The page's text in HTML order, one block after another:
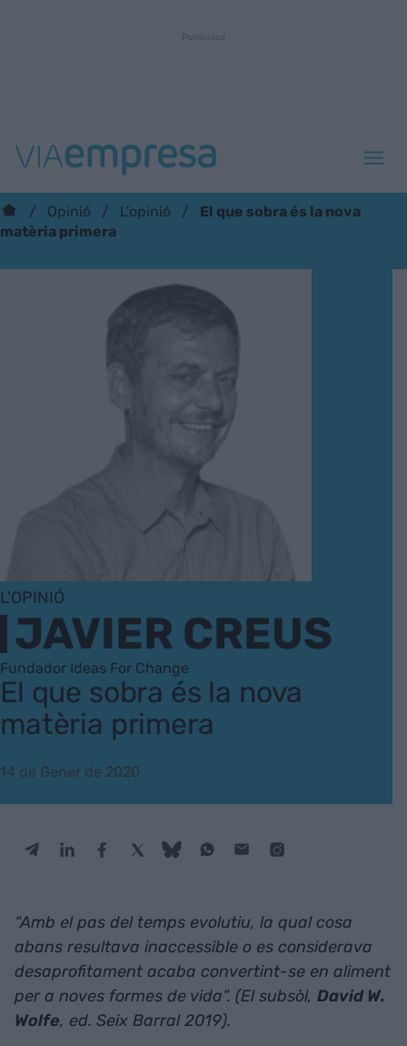
Opinió L'opinió
El que sobra és la nova
matèria primera
L'OPINIÓ
JAVIER CREUS
Fundador Ideas For Change
El que sobra és la nova
matèria primera
14 de Gener de 2020
“Amb el pas del temps evolutiu, la qual cosa
abans resultava inaccessible o es considerava
desaprofitament acaba convertint-se en aliment
per a noves formes de vida”. (El subsòl, David W.
Wolfe, ed. Seix Barral 2019).